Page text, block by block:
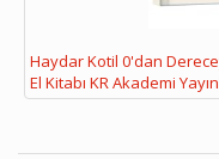
Haydar Kotil 0'dan
El Kitabı KR Akademi